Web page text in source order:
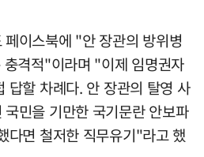
이스북에 "안 장관의 방위병
격적"이라며 "이제 임명권자
답할 차례다. 안 장관의 탈영 사
민을 기만한 국기문란 안보파
다면 철저한 직무유기"라고 했